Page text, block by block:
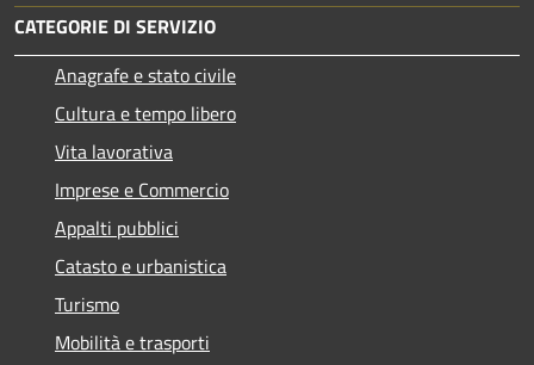
CATEGORIE DI SERVIZIO
Anagrafe e stato civile
Cultura e tempo libero
Vita lavorativa
Imprese e Commercio
Appalti pubblici
Catasto e urbanistica
Turismo
Mobilità e trasporti